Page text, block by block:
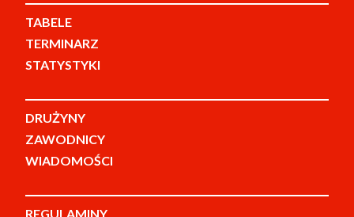
TABELE
TERMINARZ
STATYSTYKI
DRUŻYNY
ZAWODNICY
WIADOMOŚCI
REGULAMINY